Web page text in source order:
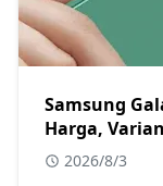
Samsung
Harga,
2026/8/3